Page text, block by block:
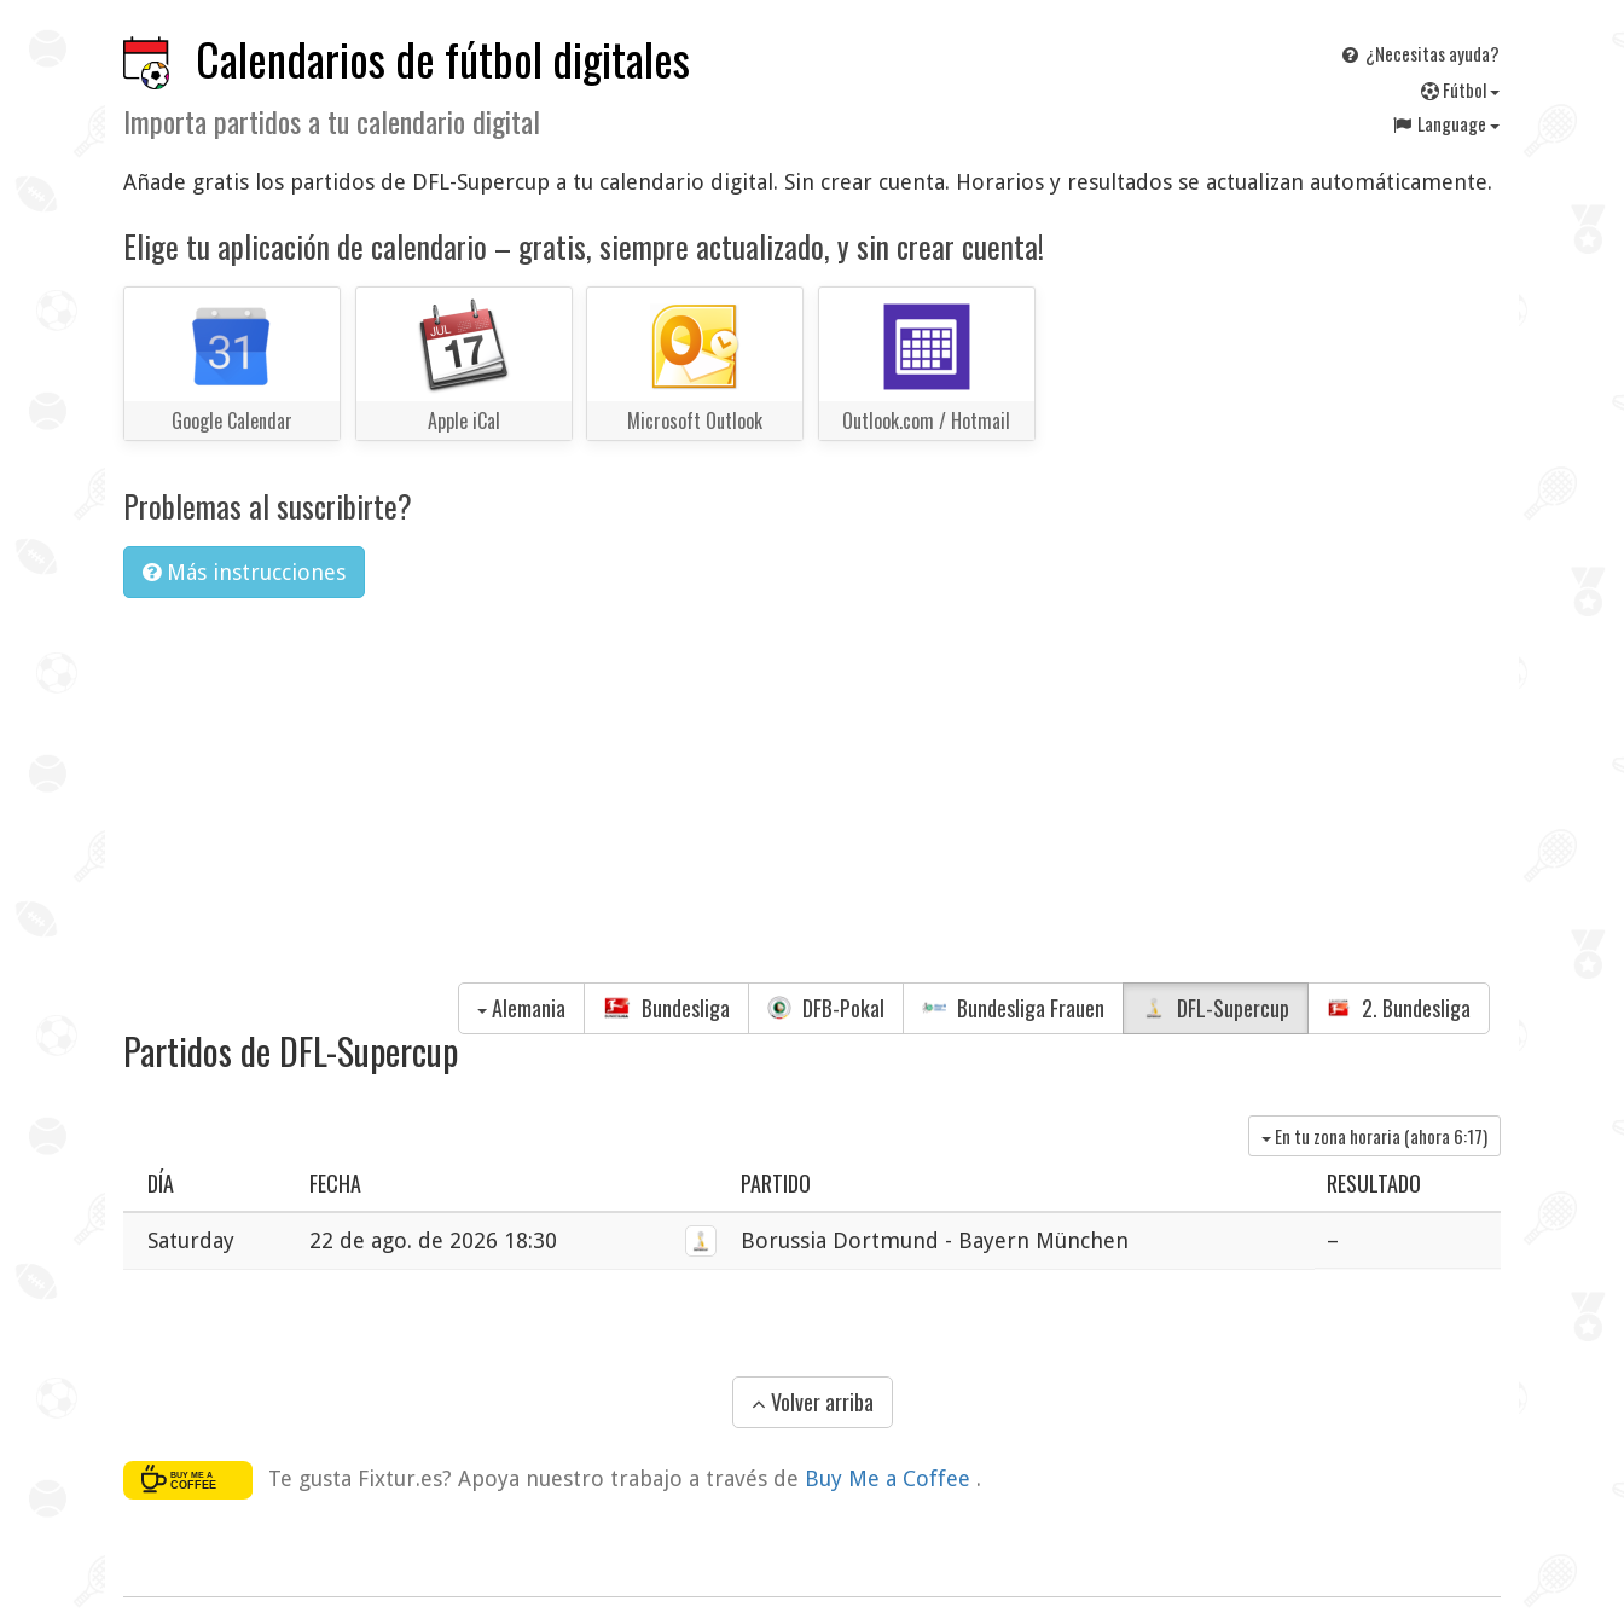
Calendarios de fútbol digitales
Importa partidos a tu calendario digital
¿Necesitas ayuda?
Fútbol
Language
Añade gratis los partidos de DFL-Supercup a tu calendario digital. Sin crear cuenta. Horarios y resultados se actualizan automáticamente.
Elige tu aplicación de calendario – gratis, siempre actualizado, y sin crear cuenta!
Google Calendar Apple iCal Microsoft Outlook Outlook.com / Hotmail
Problemas al suscribirte?
Más instrucciones
Partidos de DFL-Supercup
Alemania Bundesliga DFB-Pokal Bundesliga Frauen DFL-Supercup 2. Bundesliga
En tu zona horaria (ahora 6:17)
DÍA FECHA PARTIDO RESULTADO
Saturday 22 de ago. de 2026 18:30 Borussia Dortmund - Bayern München –
Volver arriba
Te gusta Fixtur.es? Apoya nuestro trabajo a través de Buy Me a Coffee .